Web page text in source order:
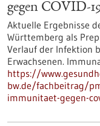
gegen COVID-
Aktuelle Ergebnisse
Württemberg als
Verlauf der Infektion
Erwachsenen.
https://
bw.de/fachbeitrag/
immunitaet-gegen-